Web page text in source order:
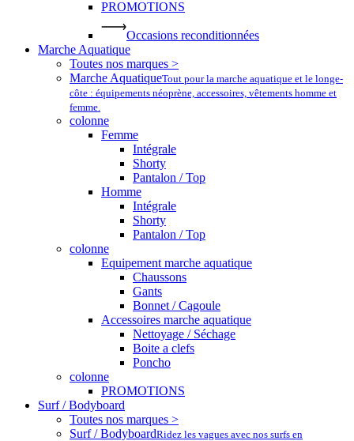
PROMOTIONS
Occasions reconditionnées
Marche Aquatique
Toutes nos marques >
Marche AquatiqueTout pour la marche aquatique et le longe-
côte : équipements néoprène, accessoires, vêtements homme et
femme.
colonne
Femme
Intégrale
Shorty
Pantalon / Top
Homme
Intégrale
Shorty
Pantalon / Top
colonne
Equipement marche aquatique
Chaussons
Gants
Bonnet / Cagoule
Accessoires marche aquatique
Nettoyage / Séchage
Boite a clefs
Poncho
colonne
PROMOTIONS
Surf / Bodyboard
Toutes nos marques >
Surf / BodyboardRidez les vagues avec nos surfs en